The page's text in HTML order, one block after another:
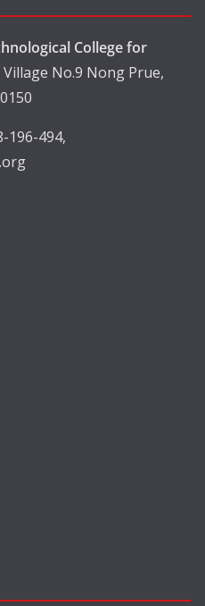
College for
Village No.9 Nong Prue,
196-494,